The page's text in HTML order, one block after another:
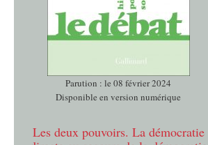
Parution : le 08 février 2024
Disponible en version numérique
Les deux pouvoirs. La démocratie